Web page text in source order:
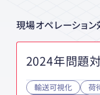
現場オペレーショ
2024年問題
輸送可視化 荷